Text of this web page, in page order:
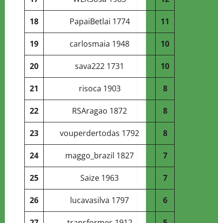
18 PapaiBetlai 1774 11
19 carlosmaia 1948 10
20 sava222 1731 10
21 risoca 1903 8
22 RSAragao 1872 8
23 vouperdertodas 1792 8
24 maggo_brazil 1827 7
25 Saize 1963 7
26 lucavasilva 1797 6